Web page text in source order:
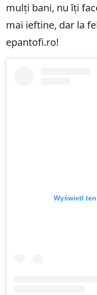
mulți bani, nu îți
mai ieftine, dar la
epantofi.ro!
Wyświetl